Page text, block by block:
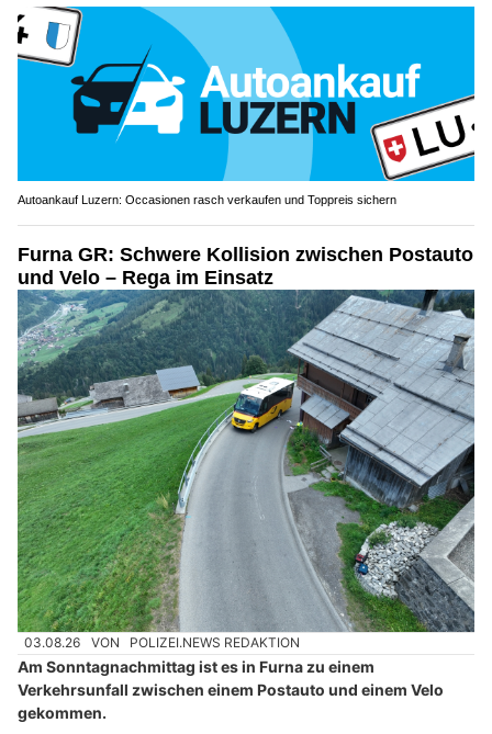
Autoankauf Luzern: Occasionen rasch verkaufen und Toppreis sichern
Furna GR: Schwere Kollision zwischen Postauto
und Velo – Rega im Einsatz
03.08.26 VON POLIZEI.NEWS REDAKTION
Am Sonntagnachmittag ist es in Furna zu einem
Verkehrsunfall zwischen einem Postauto und einem Velo
gekommen.